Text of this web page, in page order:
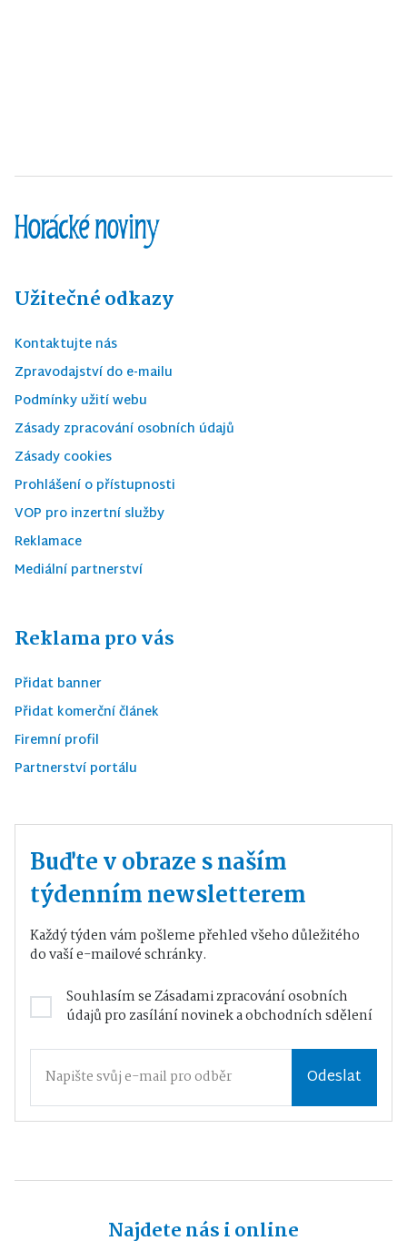
Užitečné odkazy
Kontaktujte nás
Zpravodajství do e-mailu
Podmínky užití webu
Zásady zpracování osobních údajů
Zásady cookies
Prohlášení o přístupnosti
VOP pro inzertní služby
Reklamace
Mediální partnerství
Reklama pro vás
Přidat banner
Přidat komerční článek
Firemní profil
Partnerství portálu
Buďte v obraze s naším
týdenním newsletterem
Každý týden vám pošleme přehled všeho důležitého
do vaší e-mailové schránky.
Souhlasím seZásadami zpracování osobních
údajůpro zasílání novinek a obchodních sdělení
Odeslat
Najdete nás i online